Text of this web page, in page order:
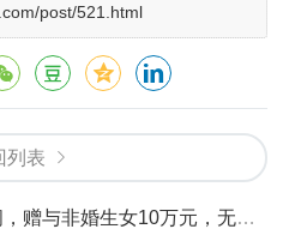
post/521.html
列表
赠与非婚生女10万元，无效？